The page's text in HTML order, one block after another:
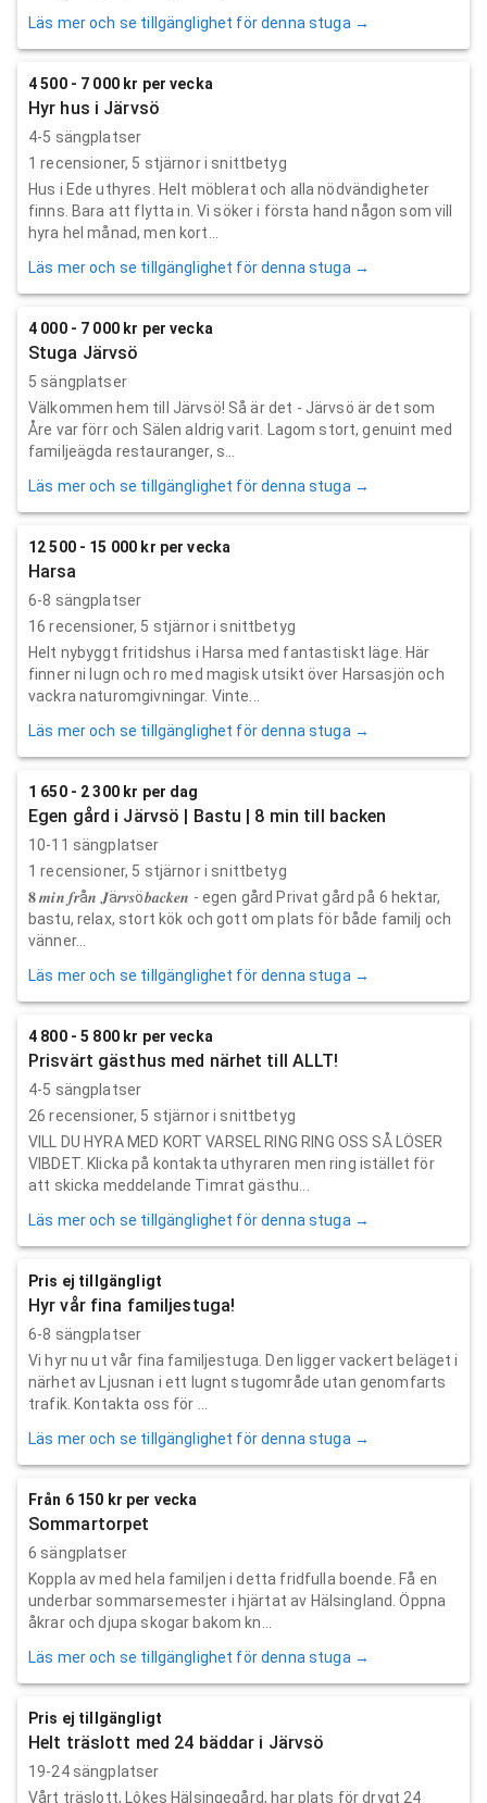
Läs mer och se tillgänglighet för denna stuga →
4 500 - 7 000 kr per vecka
Hyr hus i Järvsö
4-5 sängplatser
1 recensioner, 5 stjärnor i snittbetyg
Hus i Ede uthyres. Helt möblerat och alla nödvändigheter
finns. Bara att flytta in. Vi söker i första hand någon som vill
hyra hel månad, men kort...
Läs mer och se tillgänglighet för denna stuga →
4 000 - 7 000 kr per vecka
Stuga Järvsö
5 sängplatser
Välkommen hem till Järvsö! Så är det - Järvsö är det som
Åre var förr och Sälen aldrig varit. Lagom stort, genuint med
familjeägda restauranger, s...
Läs mer och se tillgänglighet för denna stuga →
12 500 - 15 000 kr per vecka
Harsa
6-8 sängplatser
16 recensioner, 5 stjärnor i snittbetyg
Helt nybyggt fritidshus i Harsa med fantastiskt läge. Här
finner ni lugn och ro med magisk utsikt över Harsasjön och
vackra naturomgivningar. Vinte...
Läs mer och se tillgänglighet för denna stuga →
1 650 - 2 300 kr per dag
Egen gård i Järvsö | Bastu | 8 min till backen
10-11 sängplatser
1 recensioner, 5 stjärnor i snittbetyg
𝟖 𝒎𝒊𝒏 𝒇𝒓å𝒏 𝑱ä𝒓𝒗𝒔ö𝒃𝒂𝒄𝒌𝒆𝒏 - egen gård Privat gård på 6 hektar,
bastu, relax, stort kök och gott om plats för både familj och
vänner...
Läs mer och se tillgänglighet för denna stuga →
4 800 - 5 800 kr per vecka
Prisvärt gästhus med närhet till ALLT!
4-5 sängplatser
26 recensioner, 5 stjärnor i snittbetyg
VILL DU HYRA MED KORT VARSEL RING RING OSS SÅ LÖSER
VIBDET. Klicka på kontakta uthyraren men ring istället för
att skicka meddelande Timrat gästhu...
Läs mer och se tillgänglighet för denna stuga →
Pris ej tillgängligt
Hyr vår fina familjestuga!
6-8 sängplatser
Vi hyr nu ut vår fina familjestuga. Den ligger vackert beläget i
närhet av Ljusnan i ett lugnt stugområde utan genomfarts
trafik. Kontakta oss för ...
Läs mer och se tillgänglighet för denna stuga →
Från 6 150 kr per vecka
Sommartorpet
6 sängplatser
Koppla av med hela familjen i detta fridfulla boende. Få en
underbar sommarsemester i hjärtat av Hälsingland. Öppna
åkrar och djupa skogar bakom kn...
Läs mer och se tillgänglighet för denna stuga →
Pris ej tillgängligt
Helt träslott med 24 bäddar i Järvsö
19-24 sängplatser
Vårt träslott, Lôkes Hälsingegård, har plats för drygt 24